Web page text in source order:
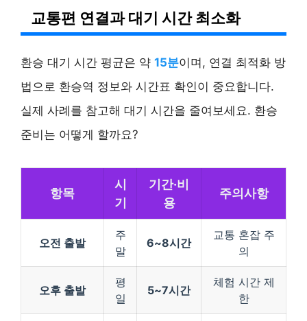
교통편 연결과 대기 시간 최소화
환승 대기 시간 평균은 약 15분이며, 연결 최적화 방
법으로 환승역 정보와 시간표 확인이 중요합니다.
실제 사례를 참고해 대기 시간을 줄여보세요. 환승
준비는 어떻게 할까요?
항목
시
기
기간·비
용
주의사항
오전 출발
주
말
6~8시간
교통 혼잡 주
의
오후 출발
평
일
5~7시간
체험 시간 제
한